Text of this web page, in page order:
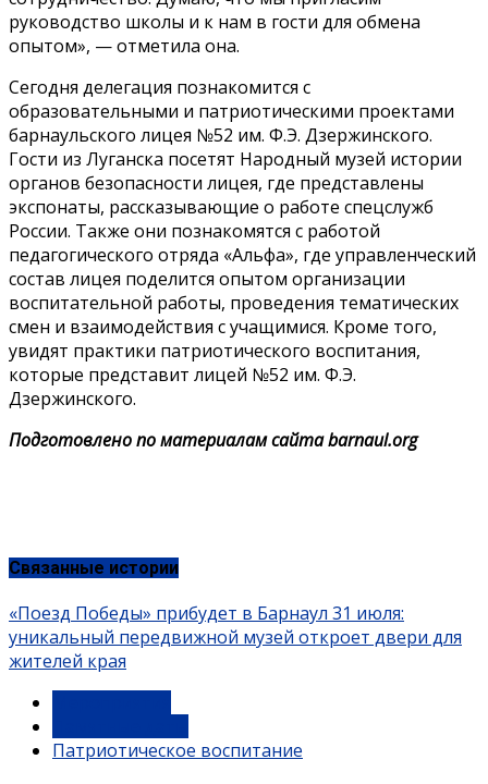
руководство школы и к нам в гости для обмена
опытом», — отметила она.
Сегодня делегация познакомится с
образовательными и патриотическими проектами
барнаульского лицея №52 им. Ф.Э. Дзержинского.
Гости из Луганска посетят Народный музей истории
органов безопасности лицея, где представлены
экспонаты, рассказывающие о работе спецслужб
России. Также они познакомятся с работой
педагогического отряда «Альфа», где управленческий
состав лицея поделится опытом организации
воспитательной работы, проведения тематических
смен и взаимодействия с учащимися. Кроме того,
увидят практики патриотического воспитания,
которые представит лицей №52 им. Ф.Э.
Дзержинского.
Подготовлено по материалам сайта barnaul.org
Связанные истории
«Поезд Победы» прибудет в Барнаул 31 июля:
уникальный передвижной музей откроет двери для
жителей края
Патриотическое воспитание